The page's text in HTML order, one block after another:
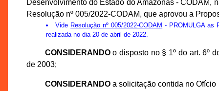
Desenvolvimento do Estado do Amazonas - CODAM,
Resolução nº 005/2022-CODAM, que aprovou a
Vide Resolução nº 005/2022-CODAM - PROMULGA as
realizada no dia 20 de abril de 2022.
CONSIDERANDOo disposto no § 1º do art. 6º
de 2003;
CONSIDERANDOa solicitação contida no Ofício